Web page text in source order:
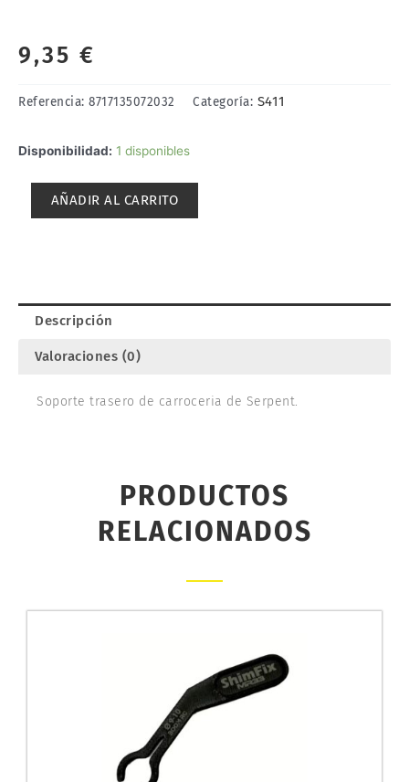
9,35 €
Referencia: 8717135072032 Categoría: S411
Disponibilidad: 1 disponibles
SOPORTE
CARROCERIA.
AÑADIR AL CARRITO
Descripción
Valoraciones (0)
Soporte trasero de carroceria de Serpent.
PRODUCTOS
RELACIONADOS